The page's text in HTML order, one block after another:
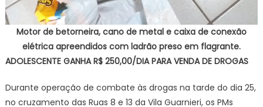
Motor de betorneira, cano de metal e caixa de conexão
elétrica apreendidos com ladrão preso em flagrante.
ADOLESCENTE GANHA R$ 250,00/DIA PARA VENDA DE DROGAS
Durante operação de combate às drogas na tarde do dia 25,
no cruzamento das Ruas 8 e 13 da Vila Guarnieri, os PMs